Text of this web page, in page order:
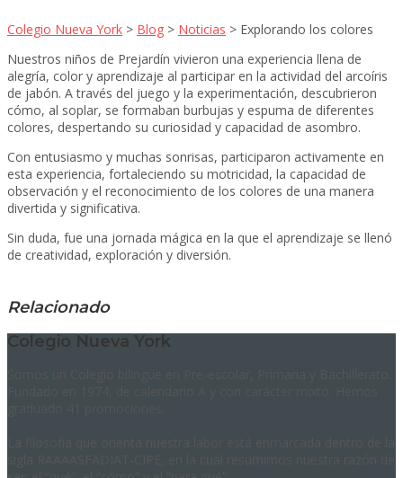
Colegio Nueva York > Blog > Noticias > Explorando los colores
Nuestros niños de Prejardín vivieron una experiencia llena de
alegría, color y aprendizaje al participar en la actividad del arcoíris
de jabón. A través del juego y la experimentación, descubrieron
cómo, al soplar, se formaban burbujas y espuma de diferentes
colores, despertando su curiosidad y capacidad de asombro.
Con entusiasmo y muchas sonrisas, participaron activamente en
esta experiencia, fortaleciendo su motricidad, la capacidad de
observación y el reconocimiento de los colores de una manera
divertida y significativa.
Sin duda, fue una jornada mágica en la que el aprendizaje se llenó
de creatividad, exploración y diversión.
Relacionado
Colegio Nueva York